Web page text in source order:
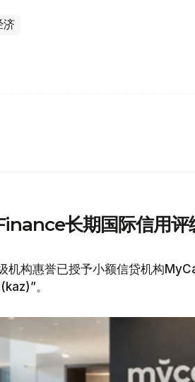
济
长期国际信用评
机构惠誉已授予小额信贷机构
。